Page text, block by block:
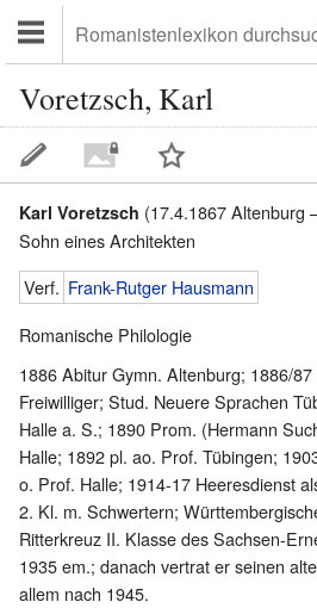
Voretzsch, Karl
Karl Voretzsch (17.4.1867 Altenburg
Sohn eines Architekten
Verf. Frank-Rutger Hausmann
Romanische Philologie
1886 Abitur Gymn. Altenburg; 1886/
Freiwilliger; Stud. Neuere Sprachen
Halle a. S.; 1890 Prom. (Hermann
Halle; 1892 pl. ao. Prof. Tübingen;
o. Prof. Halle; 1914-17 Heeresdienst
2. Kl. m. Schwertern;
Ritterkreuz II. Klasse des Sachsen-
1935 em.; danach vertrat er seinen
allem nach 1945.